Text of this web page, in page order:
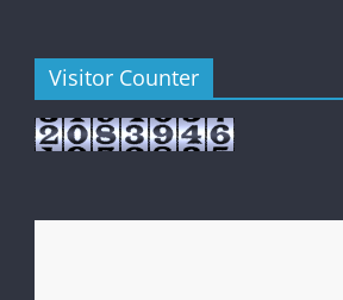
Visitor Counter